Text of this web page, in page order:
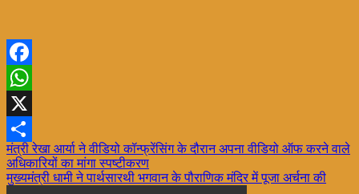
Facebook
WhatsApp
X
Share
Post
navigation
मंत्री रेखा आर्या ने वीडियो कॉन्फ्रेंसिंग के दौरान अपना वीडियो ऑफ करने वाले
अधिकारियों का मांगा स्पष्टीकरण
मुख्यमंत्री धामी ने पार्थसारथी भगवान के पौराणिक मंदिर में पूजा अर्चना की